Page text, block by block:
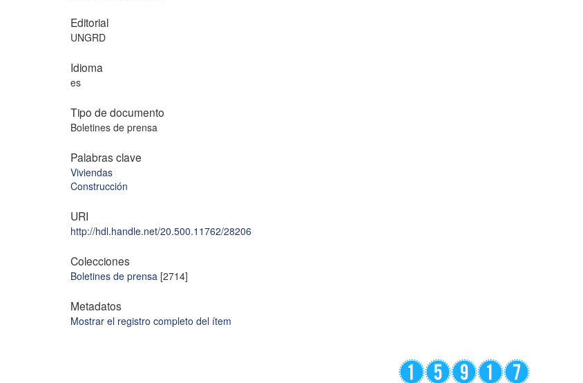
Editorial
UNGRD
Idioma
es
Tipo de documento
Boletines de prensa
Palabras clave
Viviendas
Construcción
URI
http://hdl.handle.net/20.500.11762/28206
Colecciones
Boletines de prensa [2714]
Metadatos
Mostrar el registro completo del ítem